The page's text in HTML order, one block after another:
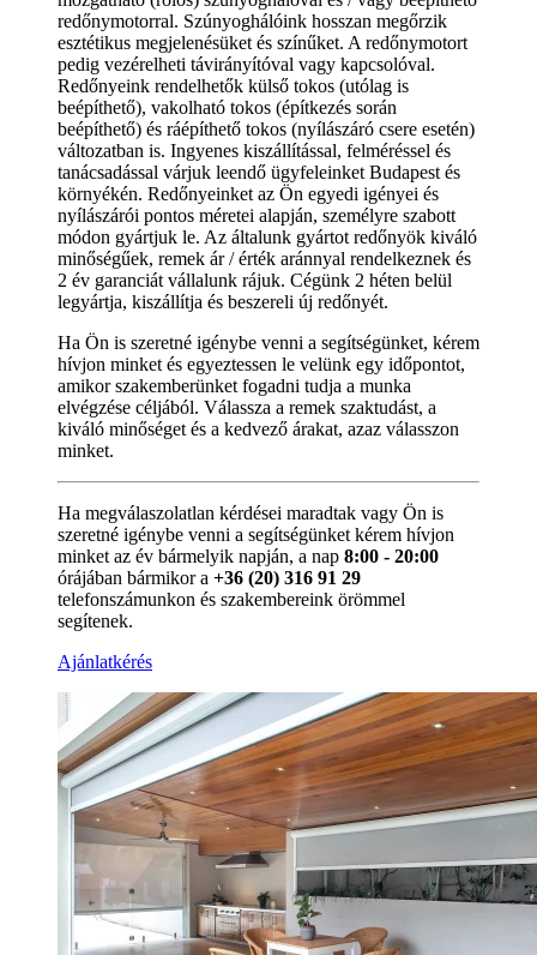
redőnymotorral. Szúnyoghálóink hosszan megőrzik
esztétikus megjelenésüket és színűket. A redőnymotort
pedig vezérelheti távirányítóval vagy kapcsolóval.
Redőnyeink rendelhetők külső tokos (utólag is
beépíthető), vakolható tokos (építkezés során
beépíthető) és ráépíthető tokos (nyílászáró csere esetén)
változatban is. Ingyenes kiszállítással, felméréssel és
tanácsadással várjuk leendő ügyfeleinket Budapest és
környékén. Redőnyeinket az Ön egyedi igényei és
nyílászárói pontos méretei alapján, személyre szabott
módon gyártjuk le. Az általunk gyártot redőnyök kiváló
minőségűek, remek ár / érték aránnyal rendelkeznek és
2 év garanciát vállalunk rájuk. Cégünk 2 héten belül
legyártja, kiszállítja és beszereli új redőnyét.
Ha Ön is szeretné igénybe venni a segítségünket, kérem
hívjon minket és egyeztessen le velünk egy időpontot,
amikor szakemberünket fogadni tudja a munka
elvégzése céljából. Válassza a remek szaktudást, a
kiváló minőséget és a kedvező árakat, azaz válasszon
minket.
Ha megválaszolatlan kérdései maradtak vagy Ön is
szeretné igénybe venni a segítségünket kérem hívjon
minket az év bármelyik napján, a nap 8:00 - 20:00
órájában bármikor a +36 (20) 316 91 29
telefonszámunkon és szakembereink örömmel
segítenek.
Ajánlatkérés